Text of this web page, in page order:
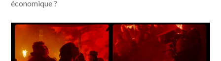
économique ?